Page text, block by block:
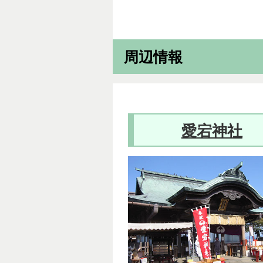
周辺情報
愛宕神社